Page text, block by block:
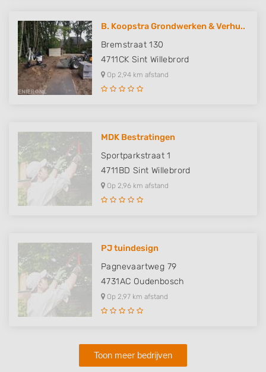
B. Koopstra Grondwerken & Verhu..
Bremstraat 130
4711CK Sint Willebrord
Op 2,94 km afstand
MDK Bestratingen
Sportparkstraat 1
4711BD Sint Willebrord
Op 2,96 km afstand
PJ tuindesign
Pagnevaartweg 79
4731AC Oudenbosch
Op 2,97 km afstand
Toon meer bedrijven